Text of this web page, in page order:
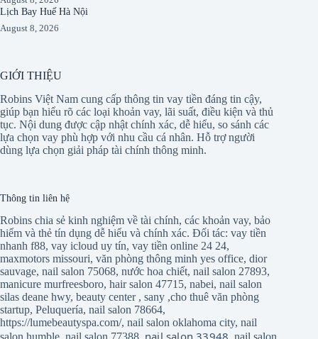
Lịch Bay Huế Hà Nội
August 8, 2026
GIỚI THIỆU
Robins Việt Nam cung cấp thông tin vay tiền đáng tin cậy,
giúp bạn hiểu rõ các loại khoản vay, lãi suất, điều kiện và thủ
tục. Nội dung được cập nhật chính xác, dễ hiểu, so sánh các
lựa chọn vay phù hợp với nhu cầu cá nhân. Hỗ trợ người
dùng lựa chọn giải pháp tài chính thông minh.
Thông tin liên hệ
Robins chia sẻ kinh nghiệm về tài chính, các khoản vay, bảo
hiểm và thẻ tín dụng dễ hiểu và chính xác. Đối tác: vay tiền
nhanh f88, vay icloud uy tín, vay tiền online 24 24,
maxmotors missouri, văn phòng thông minh yes office, dior
sauvage, nail salon 75068, nước hoa chiết, nail salon 27893,
manicure murfreesboro, hair salon 47715, nabei, nail salon
silas deane hwy, beauty center, sany ,cho thuê văn phòng
startup, Peluquería, nail salon 78664,
https://lumebeautyspa.com/, nail salon oklahoma city, nail
salon humble nail salon 77388 nail salon 33948 ,nail salon